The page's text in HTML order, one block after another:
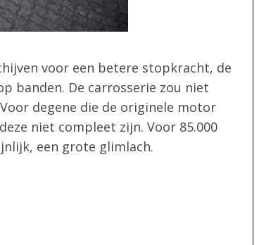
voor een betere stopkracht, de
banden. De carrosserie zou niet
degene die de originele motor
niet compleet zijn. Voor 85.000
een grote glimlach.